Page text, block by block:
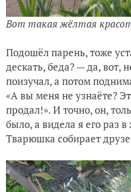
Вот такая жёлтая
Подошёл парень, тоже
дескать, беда? — да, вот,
поизучал, а потом
«А вы меня не узнаёте?
продал!». И точно, он,
было, а видела я его раз
Тварюшка собирает